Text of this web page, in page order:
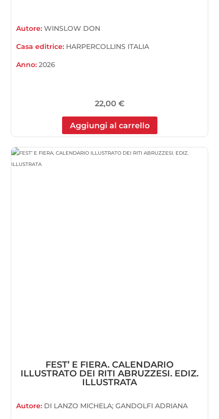
Autore:WINSLOW DON
Casa editrice: HARPERCOLLINS ITALIA
Anno:2026
22,00 €
Aggiungi al carrello
FEST’ E FIERA. CALENDARIO
ILLUSTRATO DEI RITI ABRUZZESI. EDIZ.
ILLUSTRATA
Autore: DI LANZO MICHELA; GANDOLFI ADRIANA